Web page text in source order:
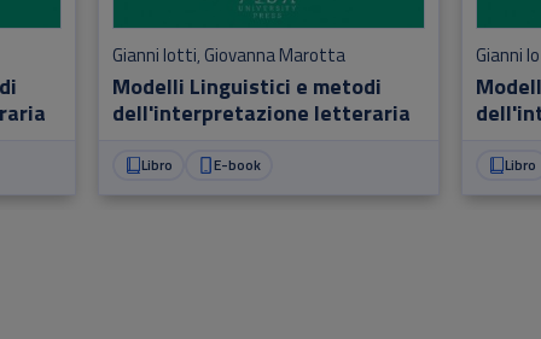
Modelli Linguistici e metodi
dell'interpretazione letteraria
Gianni Iotti, Giovanna Marotta
Libro E-book
Gianni
Libro